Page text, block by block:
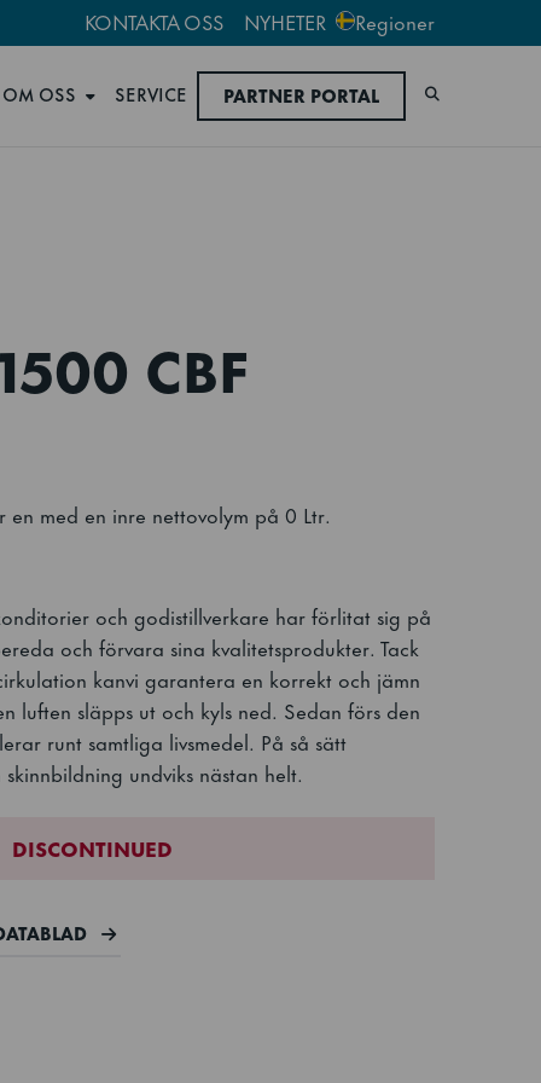
KONTAKTA OSS NYHETER Regioner
OM OSS SERVICE PARTNER PORTAL Sök
CBF
en med en inre nettovolym på 0 Ltr.
och godistillverkare har förlitat sig på
och förvara sina kvalitetsprodukter. Tack
kanvi garantera en korrekt och jämn
luften släpps ut och kyls ned. Sedan förs den
runt samtliga livsmedel. På så sätt
undviks nästan helt.
DISCONTINUED